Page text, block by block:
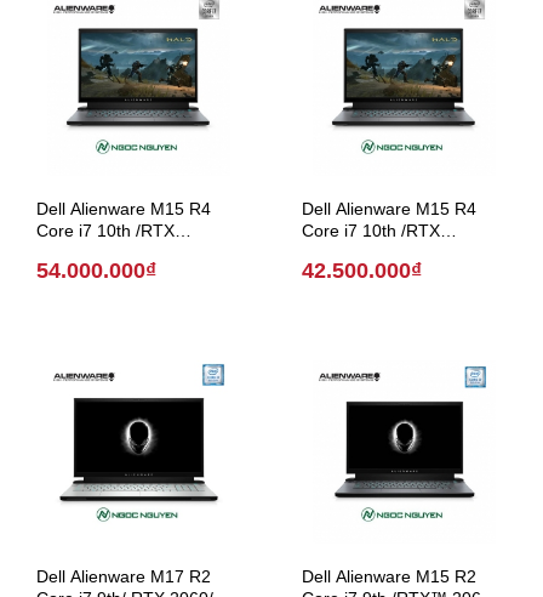
Dell Alienware M15 R4
Core i7 10th /RTX
2020)
54.000.000₫
Dell Alienware M15 R4
Core i7 10th /RTX
2020)
42.500.000₫
Dell Alienware M17 R2
Dell Alienware M15 R2